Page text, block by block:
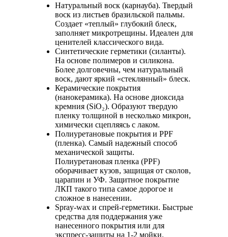
Натуральный воск (карнауба). Твердый
воск из листьев бразильской пальмы.
Создает «теплый» глубокий блеск,
заполняет микротрещины. Идеален для
ценителей классического вида.
Синтетические герметики (силанты).
На основе полимеров и силикона.
Более долговечны, чем натуральный
воск, дают яркий «стеклянный» блеск.
Керамические покрытия
(нанокерамика). На основе диоксида
кремния (SiO₂). Образуют твердую
пленку толщиной в несколько микрон,
химически сцепляясь с лаком.
Полиуретановые покрытия и PPF
(пленка). Самый надежный способ
механической защиты.
Полиуретановая пленка (PPF)
оборачивает кузов, защищая от сколов,
царапин и УФ. Защитное покрытие
ЛКП такого типа самое дорогое и
сложное в нанесении.
Spray-wax и спрей-герметики. Быстрые
средства для поддержания уже
нанесенного покрытия или для
экспресс-защиты на 1-2 мойки.